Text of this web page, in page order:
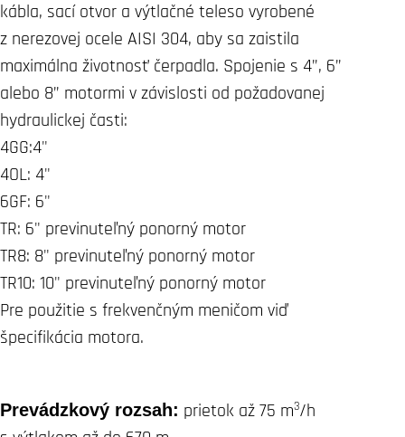
kábla, sací otvor a výtlačné teleso vyrobené
z nerezovej ocele AISI 304, aby sa zaistila
maximálna životnosť čerpadla. Spojenie s 4”, 6”
alebo 8” motormi v závislosti od požadovanej
hydraulickej časti:
4GG:4"
4OL: 4"
6GF: 6"
TR: 6" previnuteľný ponorný motor
TR8: 8" previnuteľný ponorný motor
TR10: 10" previnuteľný ponorný motor
Pre použitie s frekvenčným meničom viď
špecifikácia motora.
Prevádzkový rozsah: prietok až 75 m3/h